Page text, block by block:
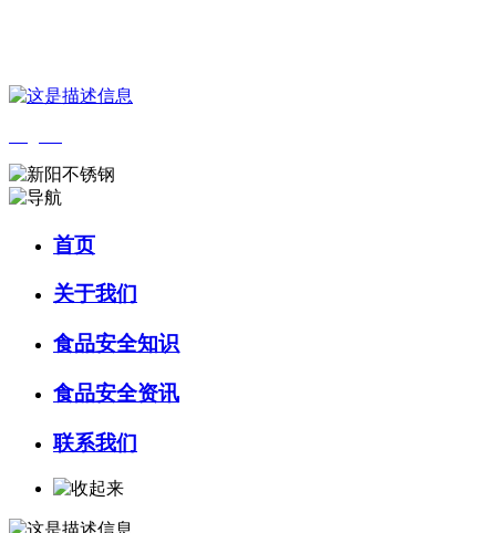
首页
关于我们
食品安全知识
食品安全资讯
联系我们